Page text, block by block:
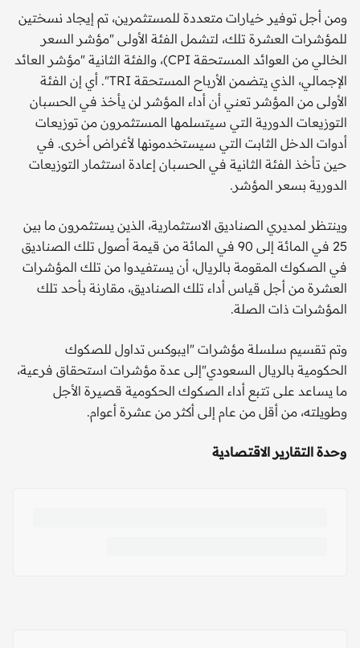
ومن أجل توفير خيارات متعددة للمستثمرين، تم إيجاد نسختين
للمؤشرات العشرة تلك، لتشمل الفئة الأولى "مؤشر السعر
الخالي من العوائد المستحقة CPI)، والفئة الثانية "مؤشر العائد
الإجمالي، الذي يتضمن الأرباح المستحقة TRI". أي إن الفئة
الأولى من المؤشر تعني أن أداء المؤشر لن يأخذ في الحسبان
التوزيعات الدورية التي سيتسلمها المستثمرون من توزيعات
أدوات الدخل الثابت التي سيستخدمونها لأغراض أخرى. في
حين تأخذ الفئة الثانية في الحسبان إعادة استثمار التوزيعات
الدورية بسعر المؤشر.
وينتظر لمديري الصناديق الاستثمارية، الذين يستثمرون ما بين
25 في المائة إلى 90 في المائة من قيمة أصول تلك الصناديق
في الصكوك المقومة بالريال، أن يستفيدوا من تلك المؤشرات
العشرة من أجل قياس أداء تلك الصناديق، مقارنة بأحد تلك
المؤشرات ذات الصلة.
وتم تقسيم سلسلة مؤشرات "ايبوكس تداول للصكوك
الحكومية بالريال السعودي"إلى عدة مؤشرات استحقاق فرعية،
ما يساعد على تتبع أداء الصكوك الحكومية قصيرة الأجل
وطويلته، من أقل من عام إلى أكثر من عشرة أعوام.
وحدة التقارير الاقتصادية